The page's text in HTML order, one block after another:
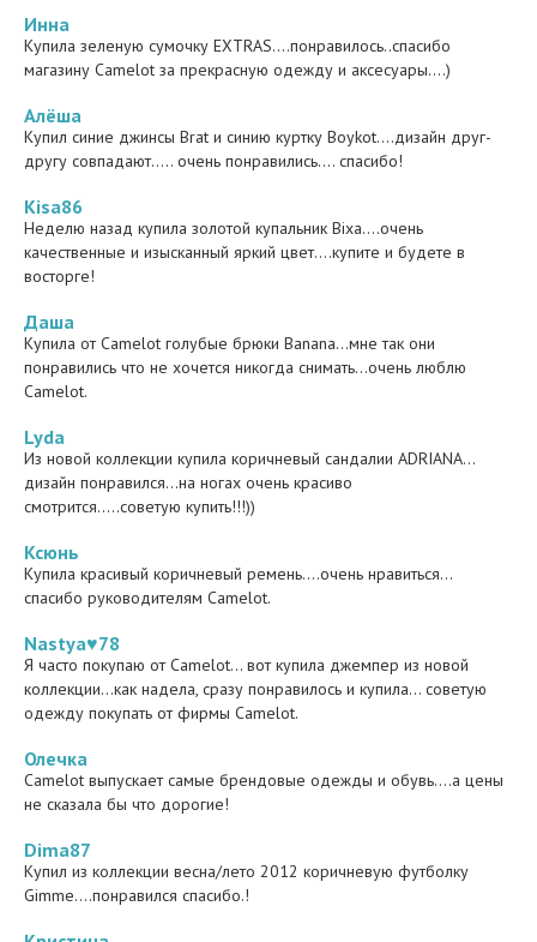
Инна
Купила зеленую сумочку EXTRAS....понравилось..спасибо
магазину Camelot за прекрасную одежду и аксесуары....)
Алёша
Купил синие джинсы Brat и синию куртку Boykot....дизайн друг-
другу совпадают..... очень понравились.... спасибо!
Kisa86
Неделю назад купила золотой купальник Bixa....очень
качественные и изысканный яркий цвет....купите и будете в
восторге!
Даша
Купила от Camelot голубые брюки Banana...мне так они
понравились что не хочется никогда снимать...очень люблю
Camelot.
Lyda
Из новой коллекции купила коричневый сандалии ADRIANA...
дизайн понравился...на ногах очень красиво
смотрится.....советую купить!!!))
Ксюнь
Купила красивый коричневый ремень....очень нравиться...
спасибо руководителям Camelot.
Nastya♥78
Я часто покупаю от Camelot... вот купила джемпер из новой
коллекции...как надела, сразу понравилось и купила... советую
одежду покупать от фирмы Camelot.
Олечка
Camelot выпускает самые брендовые одежды и обувь....а цены
не сказала бы что дорогие!
Dima87
Купил из коллекции весна/лето 2012 коричневую футболку
Gimme....понравился спасибо.!